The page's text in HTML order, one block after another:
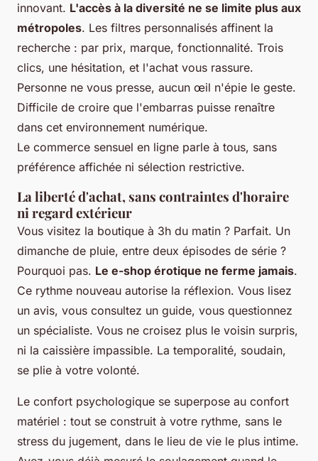
innovant. L'accès à la diversité ne se limite plus aux
métropoles. Les filtres personnalisés affinent la
recherche : par prix, marque, fonctionnalité. Trois
clics, une hésitation, et l'achat vous rassure.
Personne ne vous presse, aucun œil n'épie le geste.
Difficile de croire que l'embarras puisse renaître
dans cet environnement numérique.
Le commerce sensuel en ligne parle à tous, sans
préférence affichée ni sélection restrictive.
La liberté d'achat, sans contraintes d'horaire
ni regard extérieur
Vous visitez la boutique à 3h du matin ? Parfait. Un
dimanche de pluie, entre deux épisodes de série ?
Pourquoi pas. Le e-shop érotique ne ferme jamais.
Ce rythme nouveau autorise la réflexion. Vous lisez
un avis, vous consultez un guide, vous questionnez
un spécialiste. Vous ne croisez plus le voisin surpris,
ni la caissière impassible. La temporalité, soudain,
se plie à votre volonté.
Le confort psychologique se superpose au confort
matériel : tout se construit à votre rythme, sans le
stress du jugement, dans le lieu de vie le plus intime.